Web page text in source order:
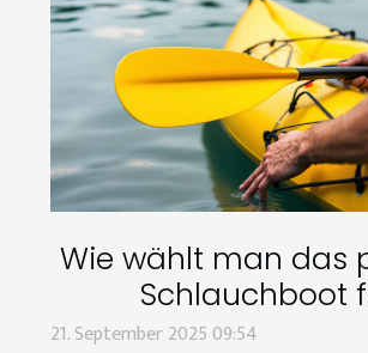
Wie wählt man das
Schlauchboot
Sommerabenteuer
21. September 2025 09:54